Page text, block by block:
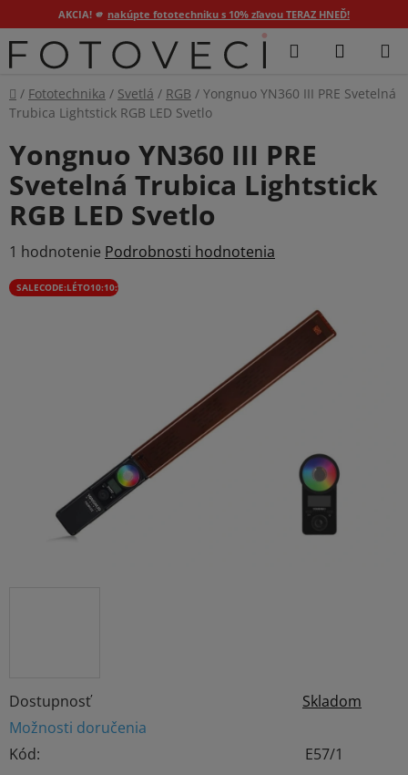
AKCIA! 🫵 nakúpte fototechniku s 10% zľavou TERAZ HNEĎ!
Prejsť
na
Hľadať
Domov
/ Fototechnika / Svetlá / RGB / Yongnuo YN360 III PRE Svetelná
Trubica Lightstick RGB LED Svetlo
Dostupnosť
Skladom
Možnosti doručenia
Kód:
E57/1
Yongnuo YN360 III PRE
Svetelná Trubica Lightstick
RGB LED Svetlo
Priemerné
hodnotenie
produktu
1 hodnotenie Podrobnosti hodnotenia
SALECODE:LÉTO10:10:%